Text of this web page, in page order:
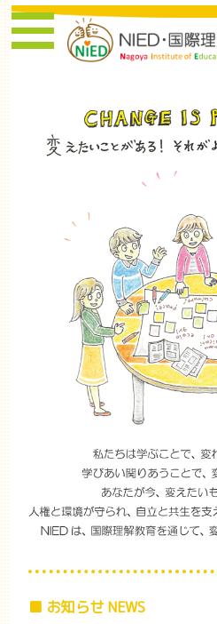
■ お知らせ NEWS